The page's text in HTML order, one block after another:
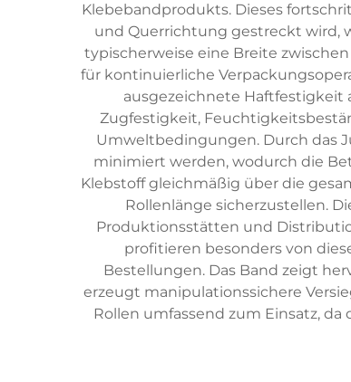
Klebebandprodukts. Dieses
und Querrichtung gestreckt wird,
typischerweise eine Breite
für kontinuierliche
ausgezeichnete Haftfestigkeit
Zugfestigkeit,
Umweltbedingungen. Durch das
minimiert werden, wodurch die
Klebstoff gleichmäßig über die
Rollenlänge sicherzustellen.
Produktionsstätten und
profitieren besonders von
Bestellungen. Das Band zeigt
erzeugt manipulationssichere
Rollen umfassend zum Einsatz,